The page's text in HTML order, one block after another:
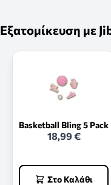
Εξατομίκευση με
Basketball Bling 5 Pack
18,99 €
Στο Καλάθι